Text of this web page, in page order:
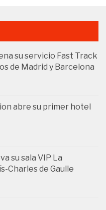
su servicio Fast Track
de Madrid y Barcelona
abre su primer hotel
su sala VIP La
Charles de Gaulle